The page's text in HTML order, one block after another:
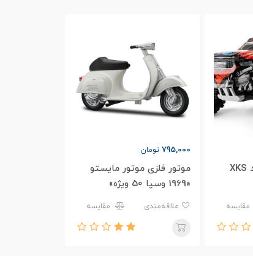
ماشین کنترلی آفرود XKS
مقایسه
795,000 تومان
موتور فلزی موتور مایستو
«1969 وسپا 50 ویژه»
مقایسه